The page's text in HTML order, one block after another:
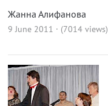
Жанна Алифанова
9 June 2011 · (7014 views)